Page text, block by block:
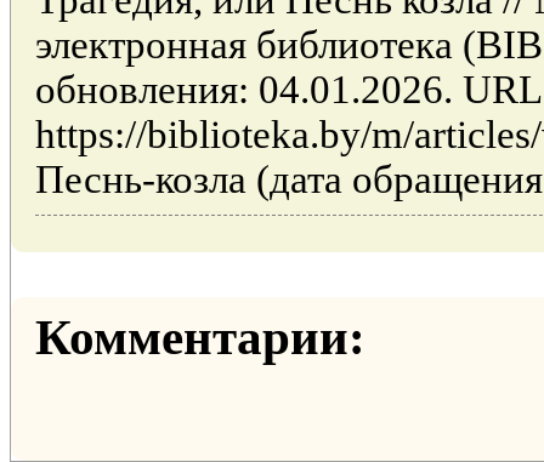
электронная библиотека
обновления: 04.01.2026.
https://biblioteka.by/m/
Песнь-козла (дата
Комментарии: